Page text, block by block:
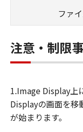
ていかな
キヤノン
ン株式会
は、本ソ
連して生
一切の責
ユーザー
府より必
ファ
注意・制限
1.Image Display上
Displayの画面を移
が始まります。